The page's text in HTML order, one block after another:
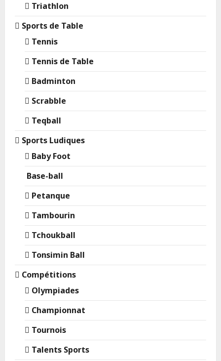
Triathlon
Sports de Table
Tennis
Tennis de Table
Badminton
Scrabble
Teqball
Sports Ludiques
Baby Foot
Base-ball
Petanque
Tambourin
Tchoukball
Tonsimin Ball
Compétitions
Olympiades
Championnat
Tournois
Talents Sports